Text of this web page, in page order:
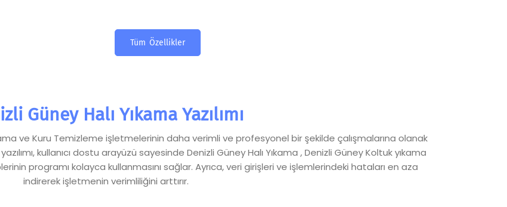
Tüm Özellikler
Güney Halı Yıkama Yazılımı
ve Kuru Temizleme işletmelerinin daha verimli ve profesyonel bir şekilde çalışmalarına olanak
kullanıcı dostu arayüzü sayesinde Denizli Güney Halı Yıkama , Denizli Güney Koltuk yıkama
programı kolayca kullanmasını sağlar. Ayrıca, veri girişleri ve işlemlerindeki hataları en aza
indirerek işletmenin verimliliğini arttırır.